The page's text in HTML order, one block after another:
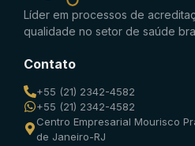
Líder em processos de
qualidade no setor de saúde
Contato
+55 (21) 2342-4582
+55 (21) 2342-4582
Centro Empresarial Mourisco
de Janeiro-RJ